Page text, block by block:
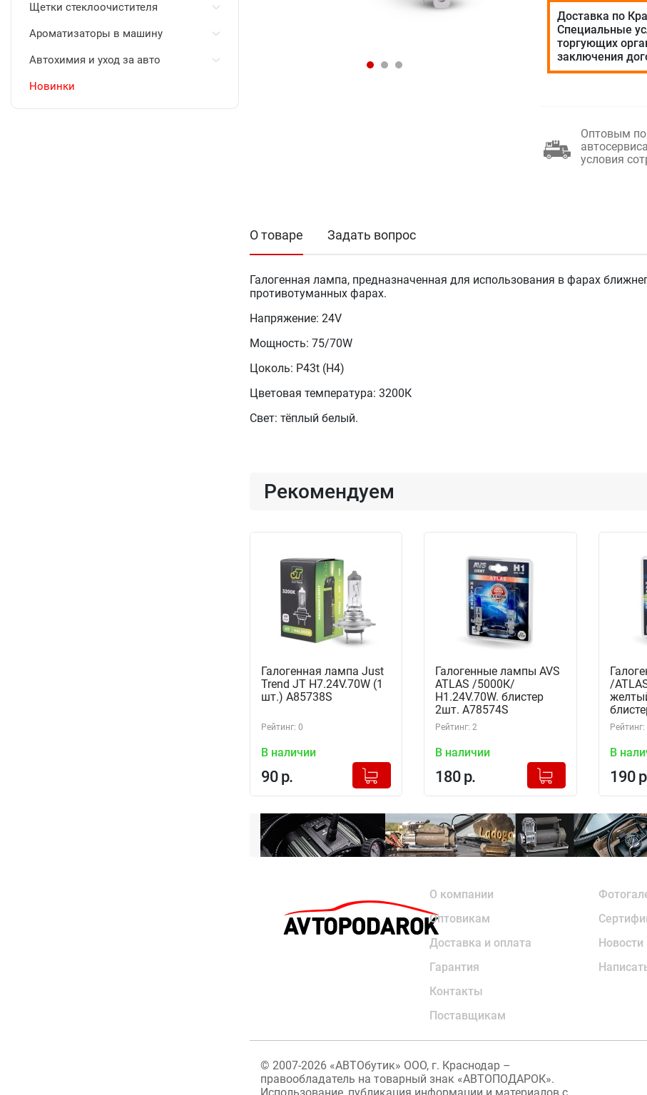
Щетки стеклоочистителя
Ароматизаторы в машину
Автохимия и уход за авто
Новинки
Доставка по
Специальные
торгующих
заключения
Оптовым
условия
О товаре Задать вопрос
Галогенная лампа, предназначенная для использования в фарах
противотуманных фарах.
Напряжение: 24V
Мощность: 75/70W
Цоколь: P43t (H4)
Цветовая температура: 3200К
Свет: тёплый белый.
Рекомендуем
Галогенная лампа Just
Trend JT H7.24V.70W (1
шт.) A85738S
Рейтинг: 0
В наличии
90 р.
+
Добавлено в корзину
Галогенные лампы AVS
ATLAS /5000К/
H1.24V.70W. блистер
2шт. A78574S
Рейтинг: 2
В наличии
180 р.
+
Добавлено в корзину
/
Рейтинг:
В
190
О компании
Оптовикам
Доставка и оплата
Гарантия
Контакты
Поставщикам
Новости
© 2007-2026 «АВТОбутик» ООО, г. Краснодар –
правообладатель на товарный знак «АВТОПОДАРОК».